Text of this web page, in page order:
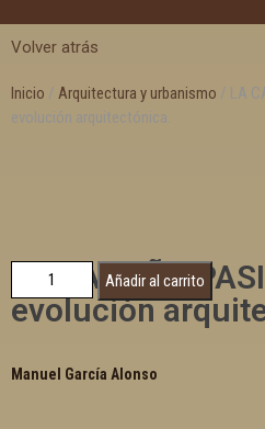
Volver atrás
Inicio / Arquitectura y urbanismo / LA
evolución arquitectónica.
LA CABAÑA
evolución
Manuel García Alonso
Añadir al carrito